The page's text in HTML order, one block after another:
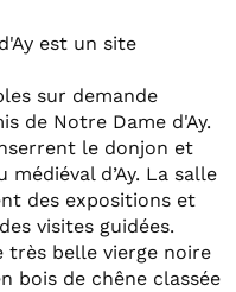
est un site
sur demande
de Notre Dame d'Ay.
le donjon et
d’Ay. La salle
des expositions et
visites guidées.
très belle vierge noire
bois de chêne classée